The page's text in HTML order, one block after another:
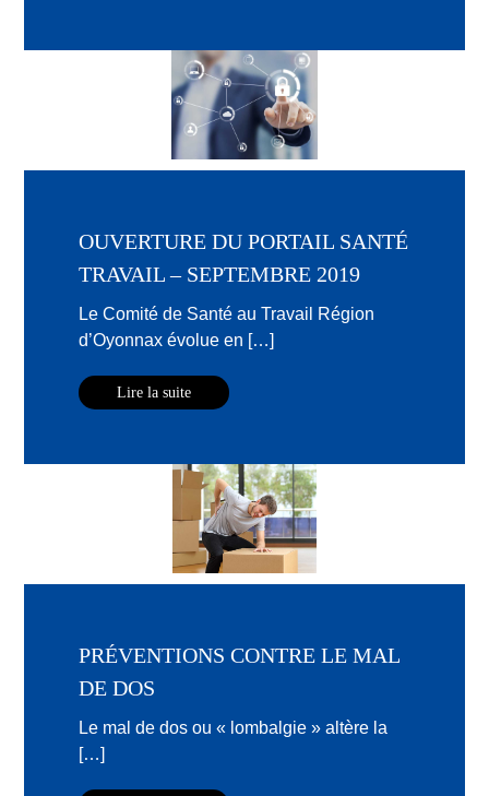
OUVERTURE DU PORTAIL SANTÉ
TRAVAIL – SEPTEMBRE 2019
Le Comité de Santé au Travail Région
d’Oyonnax évolue en […]
Lire la suite
PRÉVENTIONS CONTRE LE MAL
DE DOS
Le mal de dos ou « lombalgie » altère la
[…]